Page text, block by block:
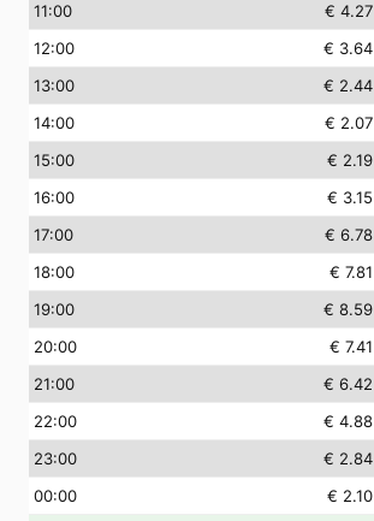
11:00 € 4.27
12:00 € 3.64
13:00 € 2.44
14:00 € 2.07
15:00 € 2.19
16:00 € 3.15
17:00 € 6.78
18:00 € 7.81
19:00 € 8.59
20:00 € 7.41
21:00 € 6.42
22:00 € 4.88
23:00 € 2.84
00:00 € 2.10